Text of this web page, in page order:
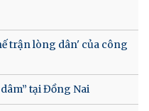
trận lòng dân' của công
tại Đồng Nai